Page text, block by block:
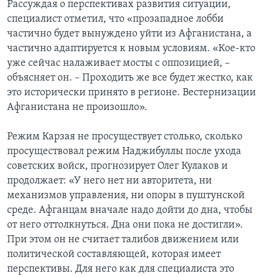
Рассуждая о перспективах развития ситуации,
специалист отметил, что «прозападное лобби
частично будет вынуждено уйти из Афганистана, а
частично адаптируется к новым условиям. «Кое-кто
уже сейчас налаживает мосты с оппозицией, –
объясняет он. – Проходить же все будет жестко, как
это исторически принято в регионе. Вестернизации
Афганистана не произошло».
Режим Карзая не просуществует столько, сколько
просуществовал режим Наджибуллы после ухода
советских войск, прогнозирует Олег Кулаков и
продолжает: «У него нет ни авторитета, ни
механизмов управления, ни опоры в пуштунской
среде. Афганцам вначале надо дойти до дна, чтобы
от него оттолкнуться. Дна они пока не достигли».
При этом он не считает талибов движением или
политической составляющей, которая имеет
перспективы. Для него как для специалиста это